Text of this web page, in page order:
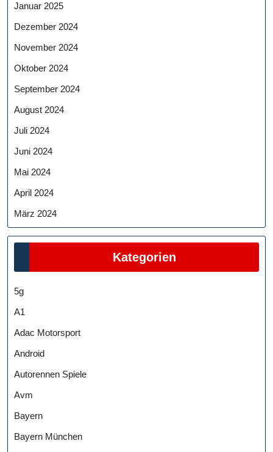
Januar 2025
Dezember 2024
November 2024
Oktober 2024
September 2024
August 2024
Juli 2024
Juni 2024
Mai 2024
April 2024
März 2024
Kategorien
5g
A1
Adac Motorsport
Android
Autorennen Spiele
Avm
Bayern
Bayern München